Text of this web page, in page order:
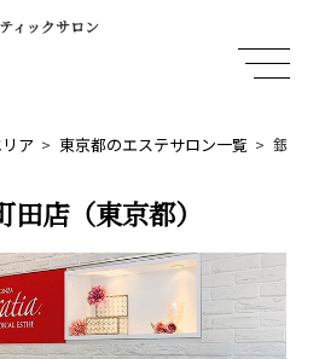
ィックサロン
ア 東京都のエステサロン一覧 銀座
店（東京都）